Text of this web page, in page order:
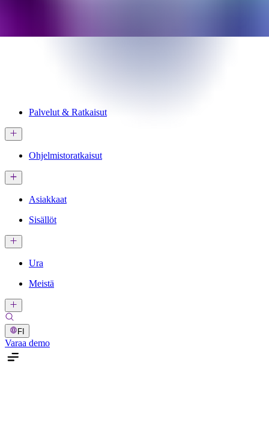
Palvelut & Ratkaisut
Ohjelmistoratkaisut
Asiakkaat
Sisällöt
Ura
Meistä
FI
Varaa demo